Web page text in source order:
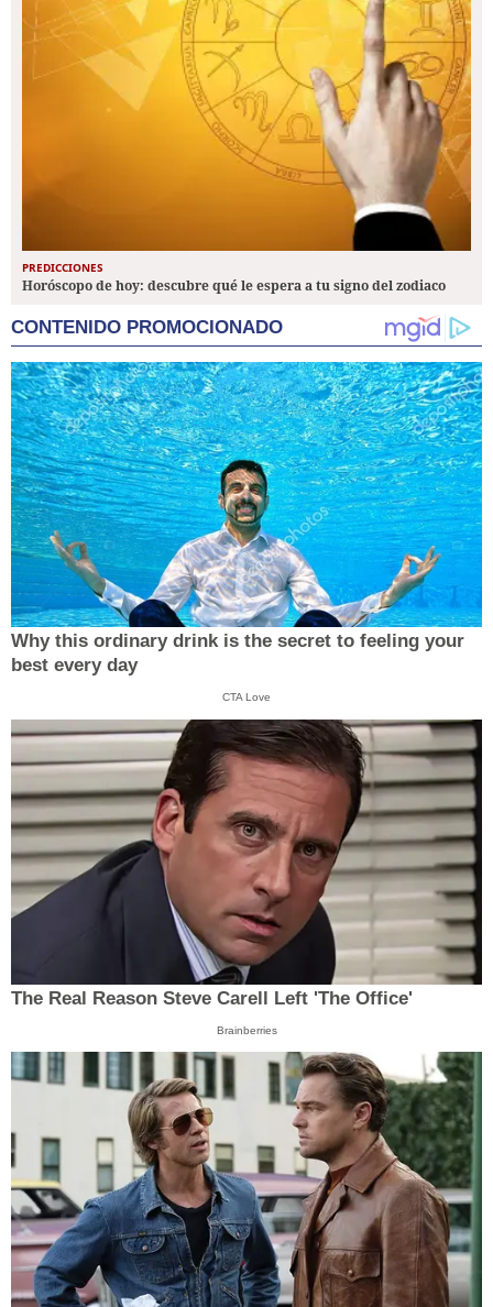
PREDICCIONES
Horóscopo de hoy: descubre qué le espera a tu signo del zodiaco
CONTENIDO PROMOCIONADO
Why this ordinary drink is the secret to feeling your
best every day
CTA Love
The Real Reason Steve Carell Left 'The Office'
Brainberries